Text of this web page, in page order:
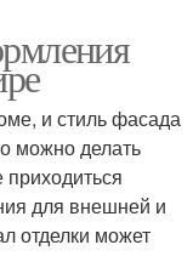
и стиль фасада
можно делать
для внешней и
отделки может